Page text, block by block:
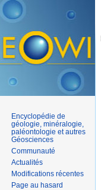
Encyclopédie de
géologie, minéralogie,
paléontologie et autres
Géosciences
Communauté
Actualités
Modifications récentes
Page au hasard